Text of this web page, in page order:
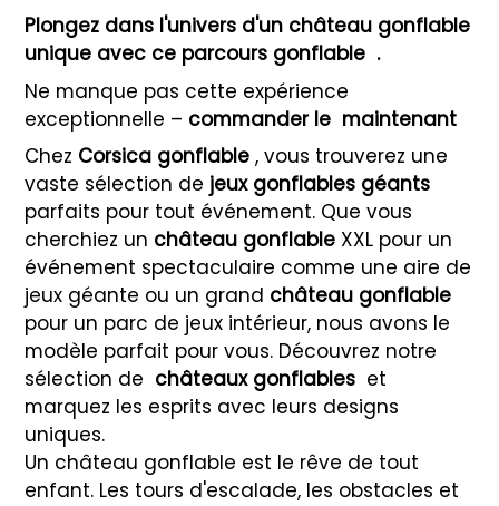
Plongez dans l'univers d'un château gonflable
unique avec ce parcours gonflable .
Ne manque pas cette expérience
exceptionnelle – commander le maintenant
Chez Corsica gonflable , vous trouverez une
vaste sélection de jeux gonflables géants
parfaits pour tout événement. Que vous
cherchiez un château gonflable XXL pour un
événement spectaculaire comme une aire de
jeux géante ou un grand château gonflable
pour un parc de jeux intérieur, nous avons le
modèle parfait pour vous. Découvrez notre
sélection de châteaux gonflables et
marquez les esprits avec leurs designs
uniques.
Un château gonflable est le rêve de tout
enfant. Les tours d'escalade, les obstacles et